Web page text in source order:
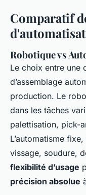
Comparatif
Robotique vs
Le choix entre une
d’assemblage
production. Le
dans les tâches
palettisation, pick-
L’automatisme
vissage, soudure,
flexibilité d’usage
précision absolue